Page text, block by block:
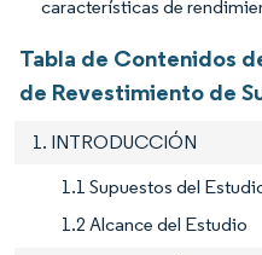
características de
Tabla de Contenidos
de Revestimiento de
1. INTRODUCCIÓN
1.1 Supuestos del
1.2 Alcance del Estudio